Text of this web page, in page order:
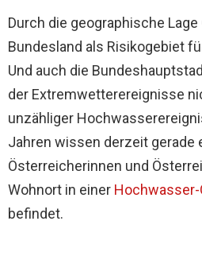
Durch die geographische
Bundesland als Risikogebiet
Und auch die
der Extremwetterereignisse
unzähliger
Jahren wissen derzeit gerade
Österreicherinnen und
Wohnort in einer
befindet.